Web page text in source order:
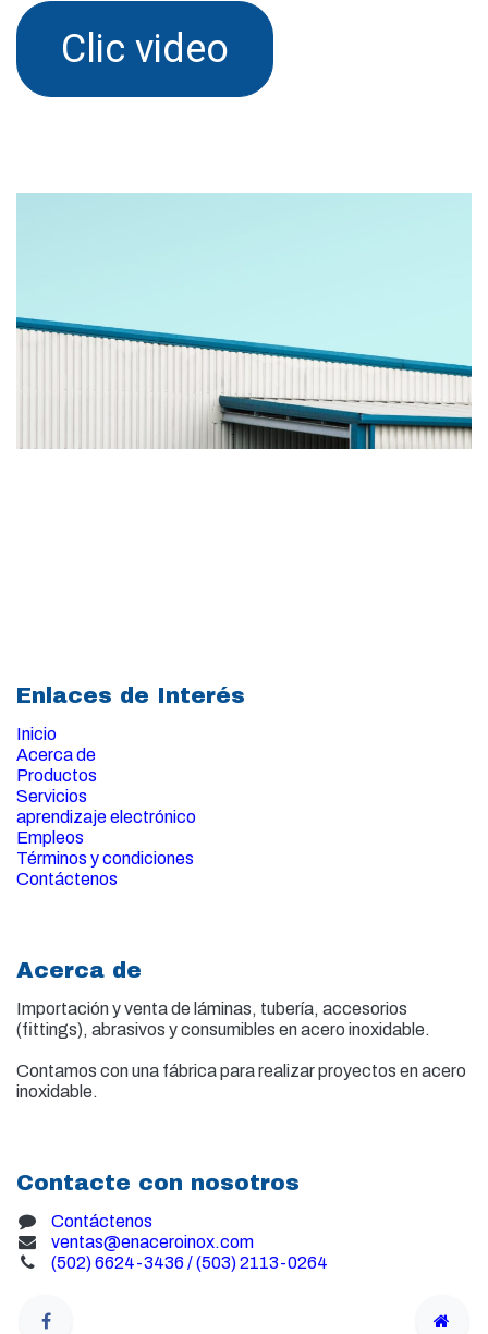
Clic video
Enlaces de Interés
Inicio
Acerca de
Productos
Servicios
aprendizaje electrónico
Empleos
Términos y condiciones
Contáctenos
Acerca de
Importación y venta de láminas, tubería, accesorios
(fittings), abrasivos y consumibles en acero inoxidable.
Contamos con una fábrica para realizar proyectos en acero
inoxidable.
Contacte con nosotros
Contáctenos
ventas@enaceroinox.com
(502) 6624-3436 / (503) 2113-0264